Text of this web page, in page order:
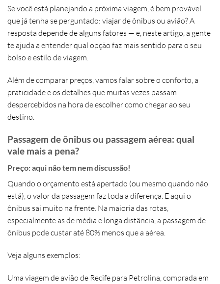
Se você está planejando a próxima viagem, é bem provável
que já tenha se perguntado: viajar de ônibus ou avião?A
resposta depende de alguns fatores — e, neste artigo, a gente
te ajuda a entender qual opção faz mais sentido para o seu
bolso e estilo de viagem.
Além de comparar preços, vamos falar sobre o conforto, a
praticidade e os detalhes que muitas vezes passam
despercebidos na hora de escolher como chegar ao seu
destino.
Passagem de ônibus ou passagem aérea: qual
vale mais a pena?
Preço: aqui não tem nem discussão!
Quando o orçamento está apertado (ou mesmo quando não
está), o valor da passagem faz toda a diferença. E aqui o
ônibus sai muito na frente. Na maioria das rotas,
especialmente as de média e longa distância, a passagem de
ônibus pode custar até 80% menos que a aérea.
Veja alguns exemplos:
Uma viagem de avião de Recife para Petrolina , comprada em